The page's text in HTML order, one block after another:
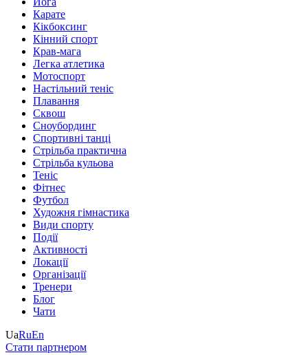
Карате
Кікбоксинг
Кінний спорт
Крав-мага
Легка атлетика
Мотоспорт
Настільний теніс
Плавання
Сквош
Сноубординг
Спортивні танці
Стрільба практична
Стрільба кульова
Теніс
Фітнес
Футбол
Художня гімнастика
Види спорту
Події
Активності
Локації
Організації
Тренери
Блог
Чати
UaRuEn
Стати партнером